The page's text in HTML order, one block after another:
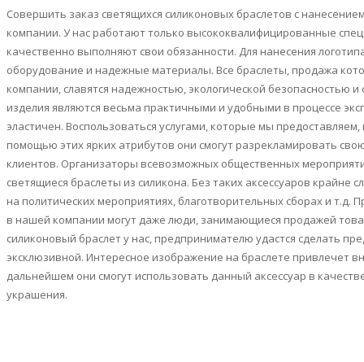
Совершить заказ светящихся силиконовых браслетов с
компании. У нас работают только высококвалифицированные
качественно выполняют свои обязанности. Для нанесения
оборудование и надежные материалы. Все браслеты, продажа
компании, славятся надежностью, экологической безопасностью
изделия являются весьма практичными и удобными в процессе
эластичен. Воспользоваться услугами, которые мы
помощью этих ярких атрибутов они смогут разрекламировать
клиентов. Организаторы всевозможных общественных
светящиеся браслеты из силикона. Без таких аксессуаров крайне
на политических мероприятиях, благотворительных сборах и т.д.
в нашей компании могут даже люди, занимающиеся продажей
силиконовый браслет у нас, предпринимателю удастся сделать
эксклюзивной. Интересное изображение на браслете привлечет
дальнейшем они смогут использовать данный аксессуар в
украшения.